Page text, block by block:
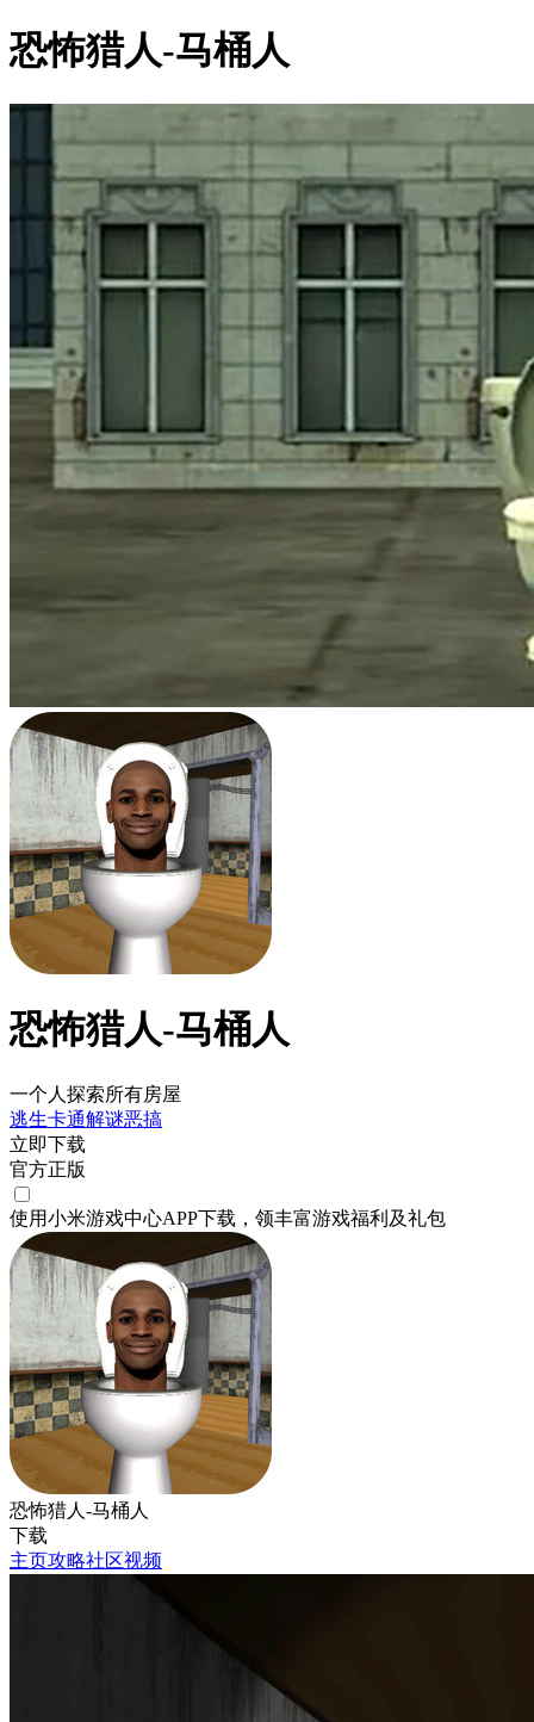
恐怖猎人-马桶人
恐怖猎人-马桶人
一个人探索所有房屋
逃生卡通解谜恶搞
立即下载
官方正版
使用小米游戏中心APP下载 ，领丰富游戏福利 及礼包
恐怖猎人-马桶人
下载
主页攻略社区视频